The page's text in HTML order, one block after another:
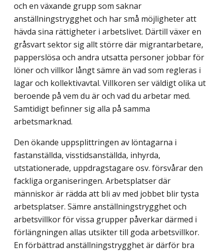
och en växande grupp som saknar
anställningstrygghet och har små möjligheter att
hävda sina rättigheter i arbetslivet. Därtill växer en
gråsvart sektor sig allt större där migrantarbetare,
papperslösa och andra utsatta personer jobbar för
löner och villkor långt sämre än vad som regleras i
lagar och kollektivavtal. Villkoren ser väldigt olika ut
beroende på vem du är och vad du arbetar med.
Samtidigt befinner sig alla på samma
arbetsmarknad.
Den ökande uppsplittringen av löntagarna i
fastanställda, visstidsanställda, inhyrda,
utstationerade, uppdragstagare osv. försvårar den
fackliga organiseringen. Arbetsplatser där
människor är rädda att bli av med jobbet blir tysta
arbetsplatser. Sämre anställningstrygghet och
arbetsvillkor för vissa grupper påverkar därmed i
förlängningen allas utsikter till goda arbetsvillkor.
En förbättrad anställningstrygghet är därför bra